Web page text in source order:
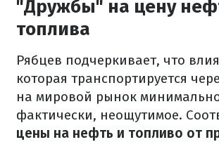
"Дружбы" на цену
топлива
Рябцев подчеркивает, что
которая транспортируется
на мировой рынок
фактически, неощутимое.
цены на нефть и топливо от